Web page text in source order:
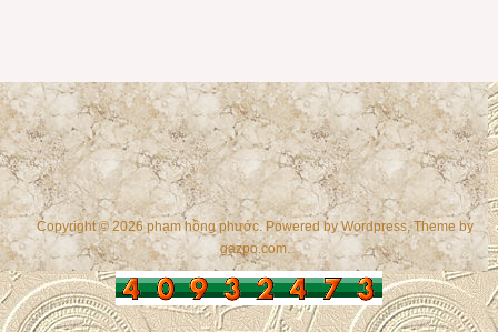
Copyright © 2026 phạm hồng phước. Powered byWordpress , Theme by
gazpo.com.